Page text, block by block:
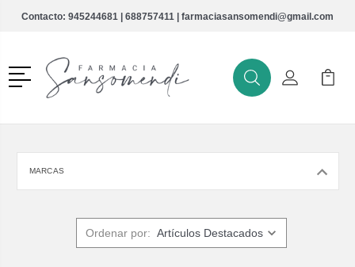
Contacto: 945244681 | 688757411 | farmaciasansomendi@gmail.com
Menú
BuscarMi Cuenta
Mi
MARCAS
Ordenar por: